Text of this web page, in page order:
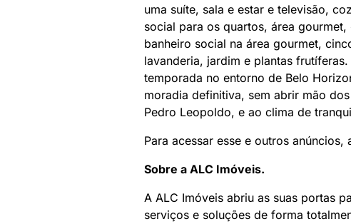
uma suíte, sala e estar e televisão,
social para os quartos, área
banheiro social na área gourmet,
lavanderia, jardim e plantas
temporada no entorno de Belo
moradia definitiva, sem abrir mão
Pedro Leopoldo, e ao clima de
Para acessar esse e outros anúncios,
Sobre a ALC Imóveis.
A ALC Imóveis abriu as suas portas
serviços e soluções de forma